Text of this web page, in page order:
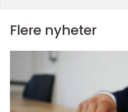
Flere nyheter